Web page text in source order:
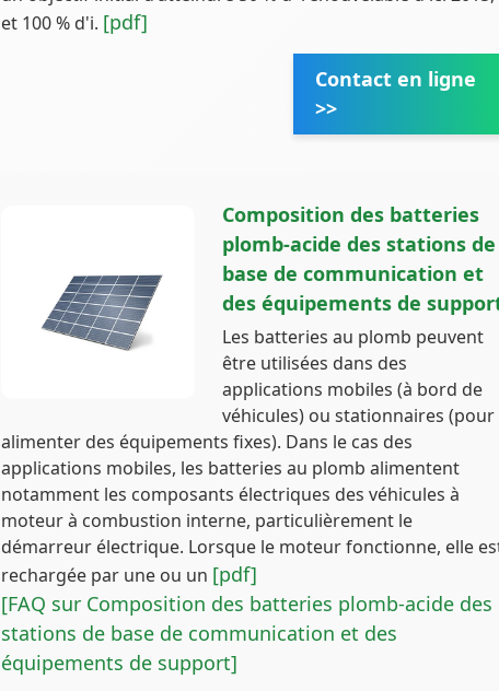
et 100 % d'i. [pdf]
Contact en ligne
>>
Composition des batteries
plomb-acide des stations de
base de communication et
des équipements de
Les batteries au plomb peuvent
être utilisées dans des
applications mobiles (à bord de
véhicules) ou stationnaires (pour
alimenter des équipements fixes). Dans le cas des
applications mobiles, les batteries au plomb alimentent
notamment les composants électriques des véhicules à
moteur à combustion interne, particulièrement le
démarreur électrique. Lorsque le moteur fonctionne, elle
rechargée par une ou un [pdf]
[FAQ sur Composition des batteries plomb-acide des
stations de base de communication et des
équipements de support]